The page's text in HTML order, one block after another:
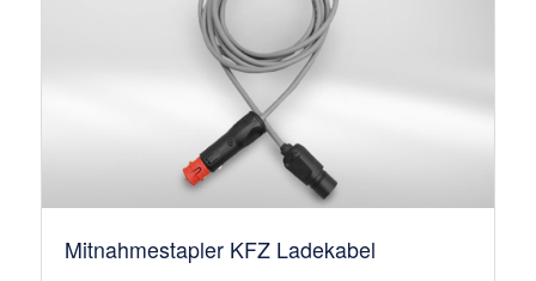
Mitnahmestapler KFZ Ladekabel